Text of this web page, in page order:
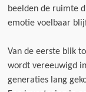
beelden de ruimte
emotie voelbaar
Van de eerste blik
wordt vereeuwigd
generaties lang